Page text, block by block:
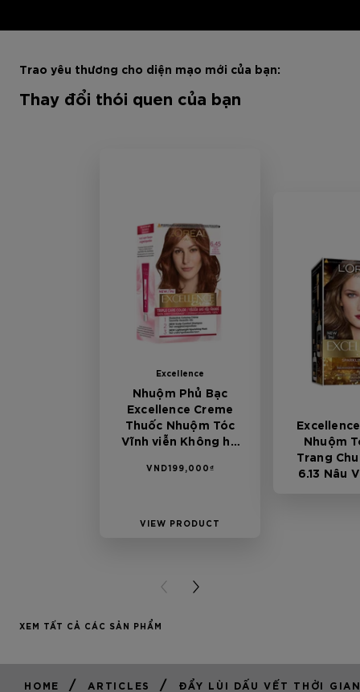
Thay đổi thói quen của bạn
Trao yêu thương cho diện mạo mới của bạn:
Excellence
Nhuộm Phủ Bạc
Excellence Creme
Thuốc Nhuộm Tóc
Vĩnh viễn Không hư
VND199,000₫
VIEW PRODUCT
Nhuộm
Trang
6.13 Nâu
PREVIOUS CARD
NEXT CARD
XEM TẤT CẢ CÁC SẢN PHẨM
HOME / ARTICLES / ĐẨY LÙI DẤU VẾT THỜI